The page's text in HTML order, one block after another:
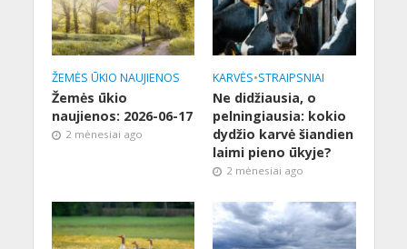
ŽEMĖS ŪKIO NAUJIENOS
Žemės ūkio
naujienos: 2026-06-17
2 mėnesiai ago
KARVĖS•STRAIPSNIAI
Ne didžiausia, o
pelningiausia: kokio
dydžio karvė šiandien
laimi pieno ūkyje?
2 mėnesiai ago